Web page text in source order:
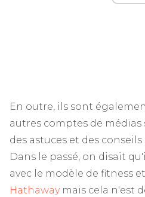
En outre, ils sont
autres comptes de
des astuces et des
Dans le passé, on disait
avec le modèle de fitness
Hathawaymais cela n'est